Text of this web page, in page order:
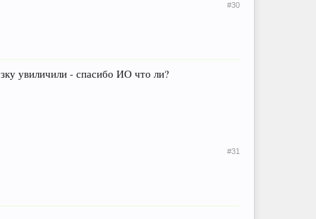
#30
увиличили - спасибо ИО что ли?
#31